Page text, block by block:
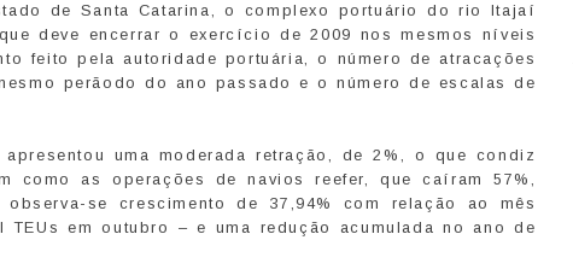
de Santa Catarina, o complexo portuário do rio Itajaí
deve encerrar o exercício de 2009 nos mesmos níveis
feito pela autoridade portuária, o número de atracações
perãodo do ano passado e o número de escalas de
uma moderada retração, de 2%, o que condiz
como as operações de navios reefer, que caíram 57%,
se crescimento de 37,94% com relação ao mês
em outubro – e uma redução acumulada no ano de